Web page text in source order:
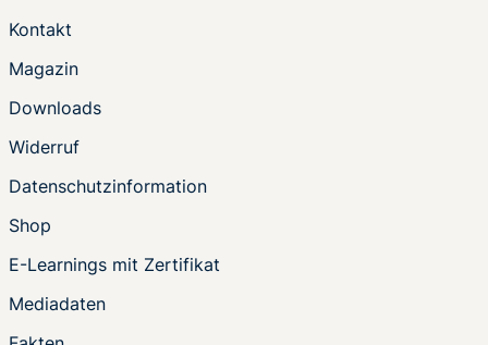
Kontakt
Magazin
Downloads
Widerruf
Datenschutzinformation
Shop
E-Learnings mit Zertifikat
Mediadaten